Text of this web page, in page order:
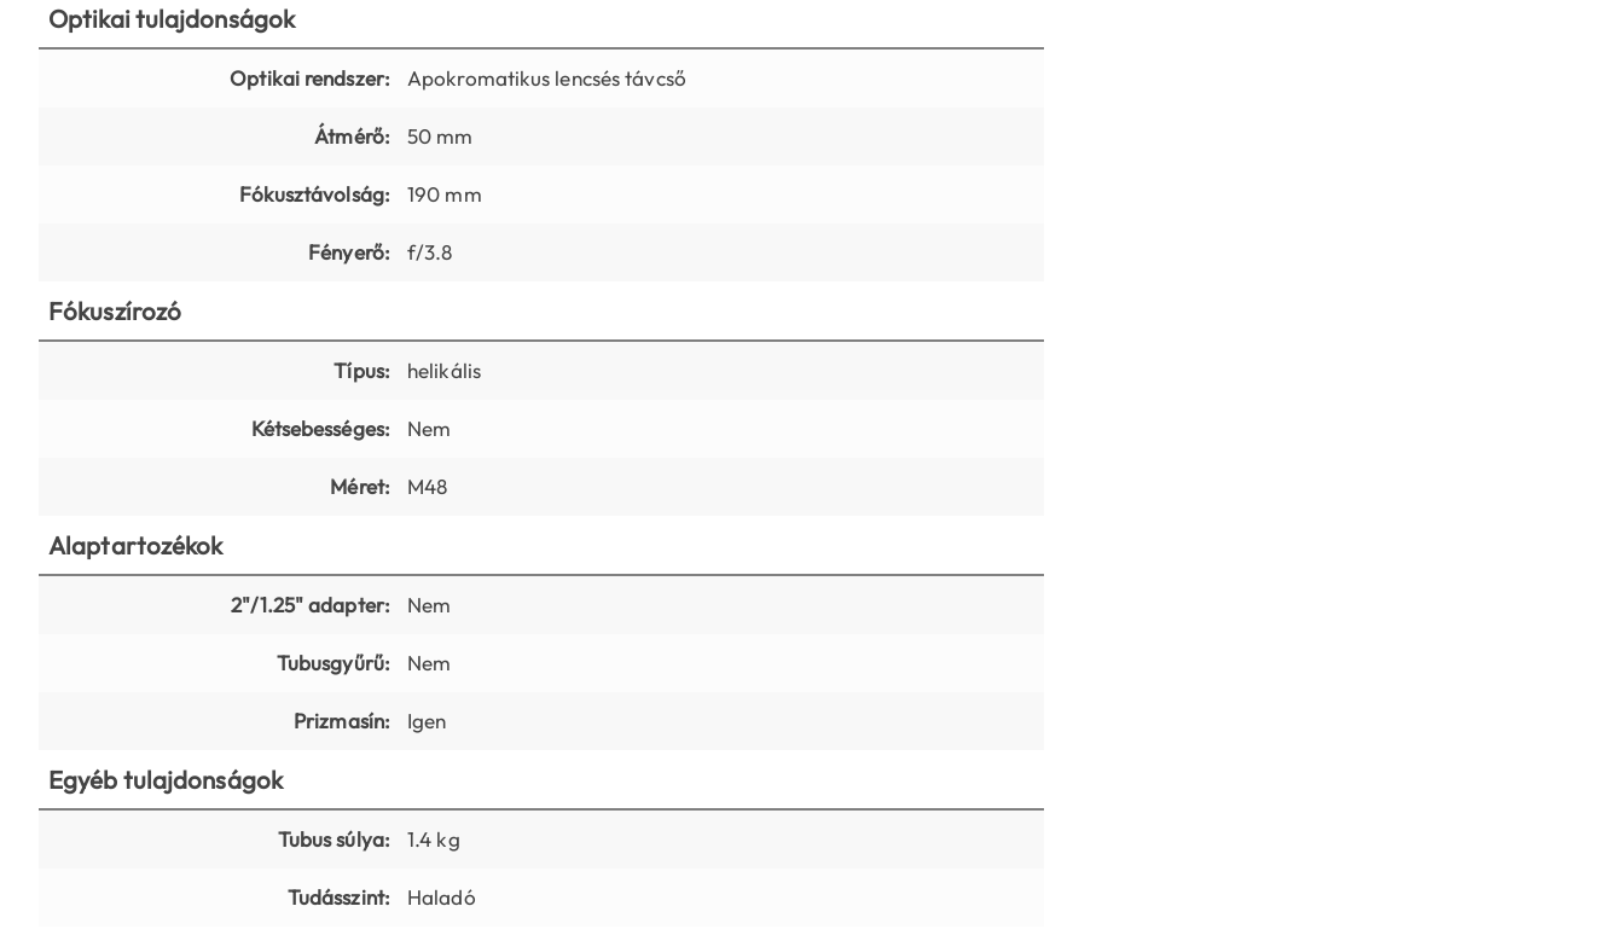
Optikai tulajdonságok
Optikai rendszer: Apokromatikus lencsés távcső
Átmérő: 50 mm
Fókusztávolság: 190 mm
Fényerő: f/3.8
Fókuszírozó
Típus: helikális
Kétsebességes: Nem
Méret: M48
Alaptartozékok
2"/1.25" adapter: Nem
Tubusgyűrű: Nem
Prizmasín: Igen
Egyéb tulajdonságok
Tubus súlya: 1.4 kg
Tudásszint: Haladó